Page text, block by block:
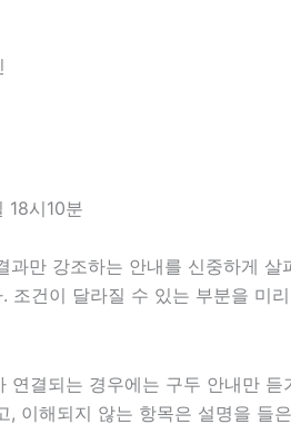
18시10분
과만 강조하는 안내를 신중하게
조건이 달라질 수 있는 부분을 미
연결되는 경우에는 구두 안내만
, 이해되지 않는 항목은 설명을